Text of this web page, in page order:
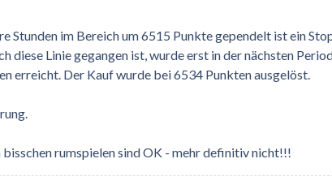
Stunden im Bereich um 6515 Punkte gependelt ist ein
diese Linie gegangen ist, wurde erst in der nächsten
erreicht. Der Kauf wurde bei 6534 Punkten ausgelöst.
rumspielen sind OK - mehr definitiv nicht!!!